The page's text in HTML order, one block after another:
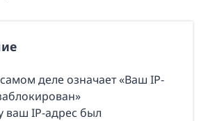
деле означает «Ваш IP-
ваш IP-адрес был